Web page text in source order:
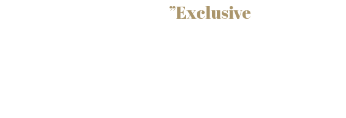
”Exclusive